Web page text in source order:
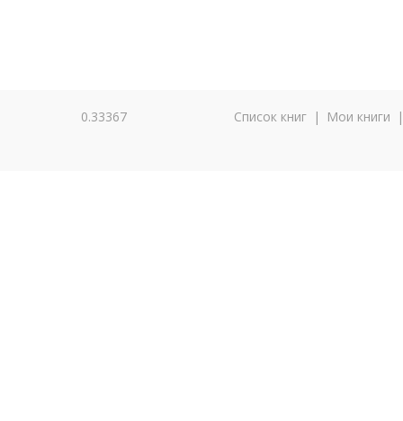
0.33367 Список книг | Мои книги |